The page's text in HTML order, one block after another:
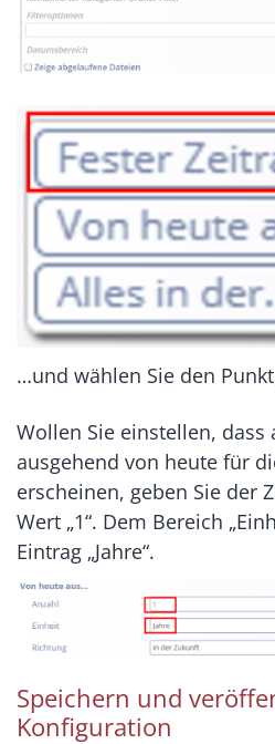
…und wählen Sie den
Wollen Sie einstellen, dass
ausgehend von heute für
erscheinen, geben Sie der
Wert „1“. Dem Bereich
Eintrag „Jahre“.
Speichern und
Konfiguration